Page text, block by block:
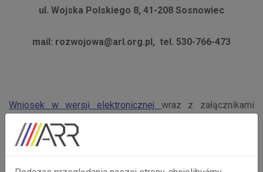
ul. Wojska Polskiego 8, 41-208 Sosnowiec
mail: rozwojowa@arl.org.pl, tel. 530-766-473
Wniosek w wersji elektronicznej wraz z załącznikami
należy przesłać na wskazany adres mailowy wybranego
Partnera Finansującego.